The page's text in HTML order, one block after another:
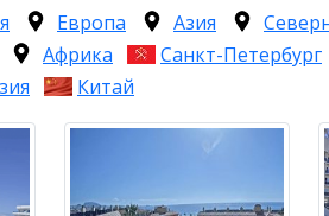
Европа Азия
Африка Санкт-Петербург
Китай